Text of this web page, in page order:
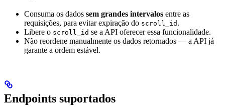
Consuma os dados sem grandes intervalos entre as
requisições, para evitar expiração do scroll_id .
Libere o scroll_id se a API oferecer essa funcionalidade.
Não reordene manualmente os dados retornados — a API já
garante a ordem estável.
Endpoints suportados